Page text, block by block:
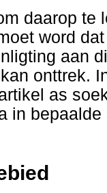
daarop te
word
aan
onttrek.
as
in